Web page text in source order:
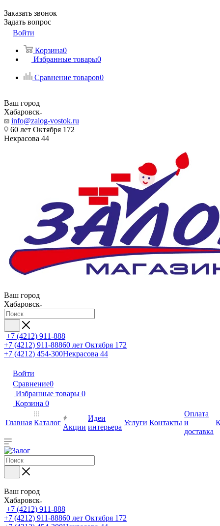
Заказать звонок
Задать вопрос
Войти
Корзина0
Избранные товары0
Сравнение товаров0
Ваш город
Хабаровск
info@zalog-vostok.ru
60 лет Октября 172
Некрасова 44
Ваш город
Хабаровск
+7 (4212) 911-888
+7 (4212) 911-88860 лет Октября 172
+7 (4212) 454-300Некрасова 44
Войти
Сравнение0
Избранные товары 0
Корзина 0
Главная Каталог
Акции
Идеи
интерьера
Услуги Контакты
Оплата
и
доставка
Ваш город
Хабаровск
+7 (4212) 911-888
+7 (4212) 911-88860 лет Октября 172